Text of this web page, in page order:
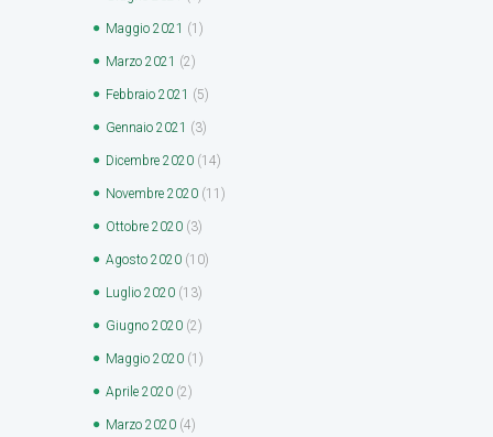
Maggio 2021 (1)
Marzo 2021 (2)
Febbraio 2021 (5)
Gennaio 2021 (3)
Dicembre 2020 (14)
Novembre 2020 (11)
Ottobre 2020 (3)
Agosto 2020 (10)
Luglio 2020 (13)
Giugno 2020 (2)
Maggio 2020 (1)
Aprile 2020 (2)
Marzo 2020 (4)